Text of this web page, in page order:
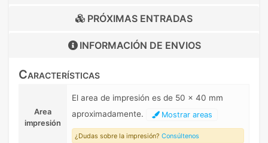
PRÓXIMAS ENTRADAS
INFORMACIÓN DE ENVIOS
Características
Area
impresión
El area de impresión es de 50 x 40 mm
aproximadamente.
Mostrar areas
¿Dudas sobre la impresión? Consúltenos